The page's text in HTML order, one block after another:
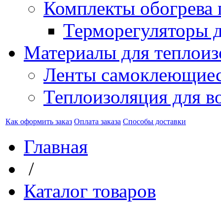
Комплекты обогрева
Терморегуляторы
Материалы для
Ленты
Теплоизоляция для
Как оформить заказ Оплата заказа Способы доставки
Главная
/
Каталог товаров